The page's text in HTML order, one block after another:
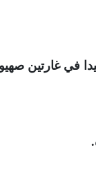
طبي في مستشفى الشفاء
.